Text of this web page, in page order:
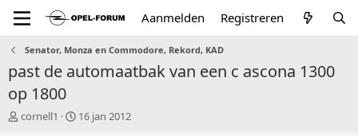
Aanmelden Registreren
Senator, Monza en Commodore, Rekord, KAD
past de automaatbak van een c ascona 1300
op 1800
T
cornell1
S16 jan 2012